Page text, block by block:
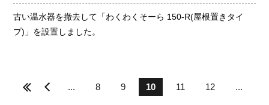
古い温水器を撤去して「わくわくそーら 150-R(屋根置きタイ
プ)」を設置しました。
« « ... 8 9 10 11 12 ...